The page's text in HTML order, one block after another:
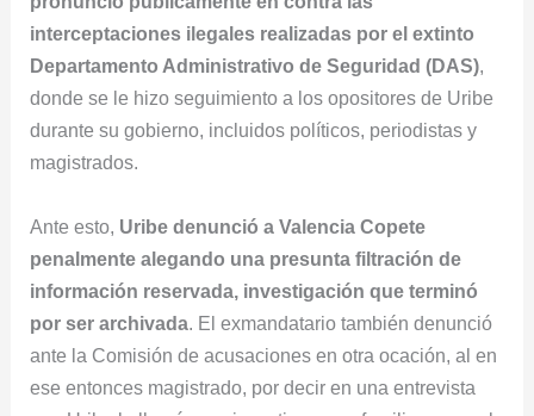
interceptaciones ilegales realizadas por el extinto
Departamento Administrativo de Seguridad (DAS),
donde se le hizo seguimiento a los opositores de Uribe
durante su gobierno, incluidos políticos, periodistas y
magistrados.
Ante esto, Uribe denunció a Valencia Copete
penalmente alegando una presunta filtración de
información reservada, investigación que terminó
por ser archivada . El exmandatario también denunció
ante la Comisión de acusaciones en otra ocación, al en
ese entonces magistrado, por decir en una entrevista